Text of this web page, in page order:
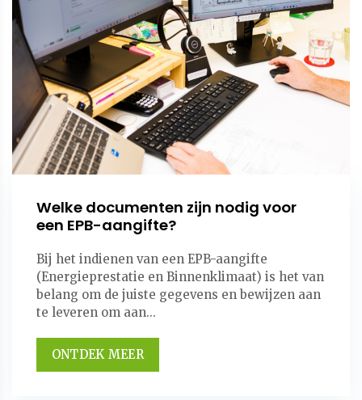
Welke documenten zijn nodig voor
een EPB-aangifte?
Bij het indienen van een EPB-aangifte
(Energieprestatie en Binnenklimaat) is het van
belang om de juiste gegevens en bewijzen aan
te leveren om aan...
ONTDEK MEER